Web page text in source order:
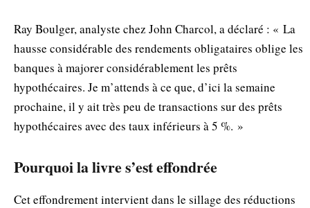
Ray Boulger, analyste chez John Charcol, a déclaré : « La
hausse considérable des rendements obligataires oblige les
banques à majorer considérablement les prêts
hypothécaires. Je m’attends à ce que, d’ici la semaine
prochaine, il y ait très peu de transactions sur des prêts
hypothécaires avec des taux inférieurs à 5 %. »
Pourquoi la livre s’est effondrée
Cet effondrement intervient dans le sillage des réductions